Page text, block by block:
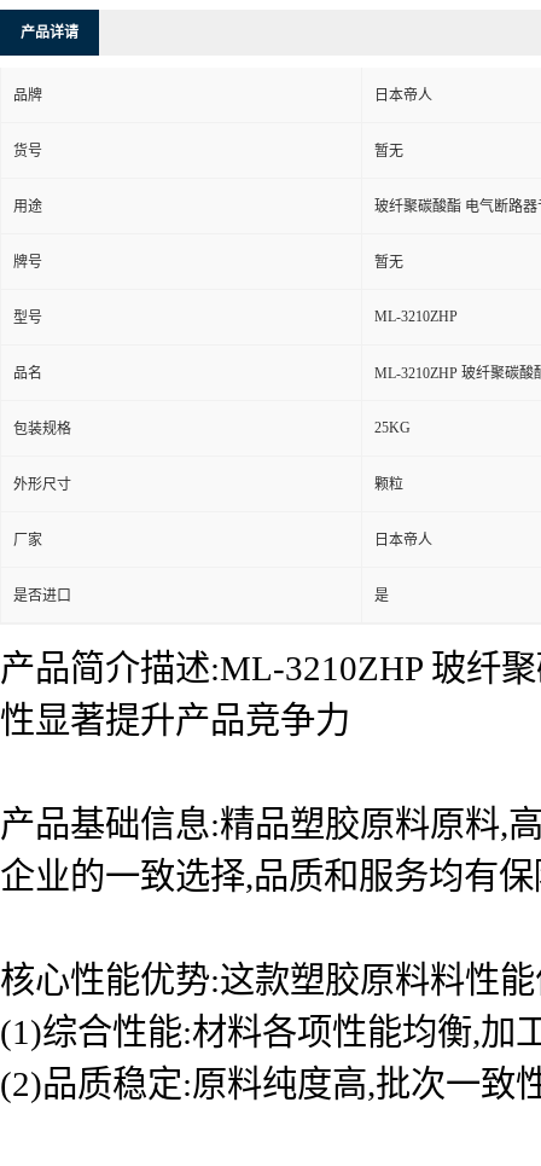
产品详请
品牌 日本帝人
货号 暂无
用途 玻纤聚碳酸酯 电气断路器
牌号 暂无
型号 ML-3210ZHP
品名 ML-3210ZHP 玻纤聚碳酸
包装规格 25KG
外形尺寸 颗粒
厂家 日本帝人
是否进口 是
产品简介描述:ML-3210ZHP 玻纤
性显著提升产品竞争力
产品基础信息:精品塑胶原料原料,
企业的一致选择,品质和服务均有
核心性能优势:这款塑胶原料料性
(1)综合性能:材料各项性能均衡,加
(2)品质稳定:原料纯度高,批次一致